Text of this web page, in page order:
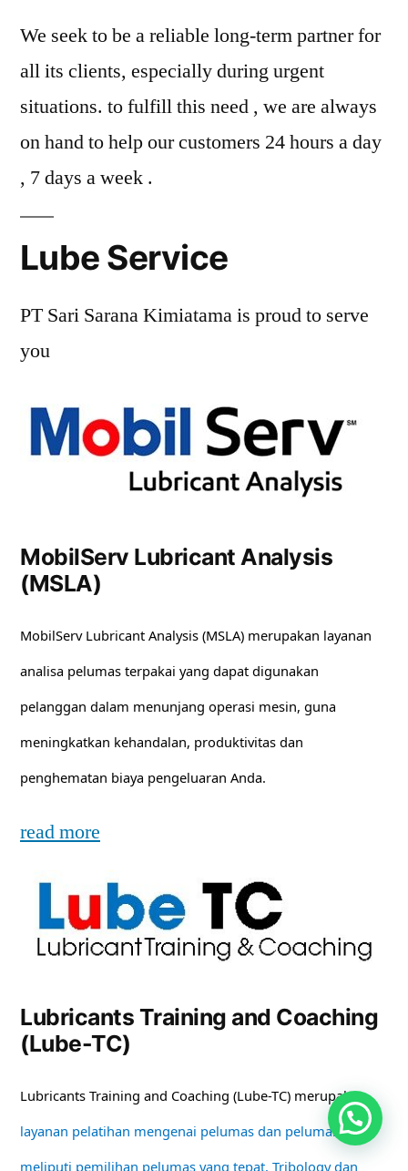
We seek to be a reliable long-term partner for
all its clients, especially during urgent
situations. to fulfill this need , we are always
on hand to help our customers 24 hours a day
, 7 days a week .
Lube Service
PT Sari Sarana Kimiatama is proud to serve
you
MobilServ Lubricant Analysis
(MSLA)
MobilServ Lubricant Analysis (MSLA) merupakan layanan
analisa pelumas terpakai yang dapat digunakan
pelanggan dalam menunjang operasi mesin, guna
meningkatkan kehandalan, produktivitas dan
penghematan biaya pengeluaran Anda.
read more
Lubricants Training and Coaching
(Lube-TC)
Lubricants Training and Coaching (Lube-TC) merupakan
layanan pelatihan mengenai pelumas dan pelumasan
meliputi pemilihan pelumas yang tepat, Tribology dan